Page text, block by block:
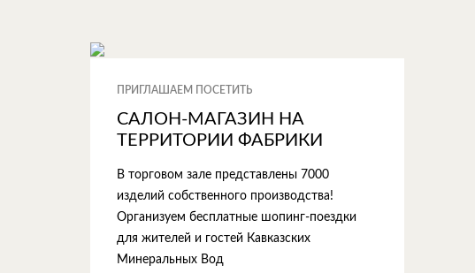
ПРИГЛАШАЕМ ПОСЕТИТЬ
САЛОН-МАГАЗИН НА
ТЕРРИТОРИИ ФАБРИКИ
В торговом зале представлены 7000
изделий собственного производства!
Организуем бесплатные шопинг-поездки
для жителей и гостей Кавказских
Минеральных Вод